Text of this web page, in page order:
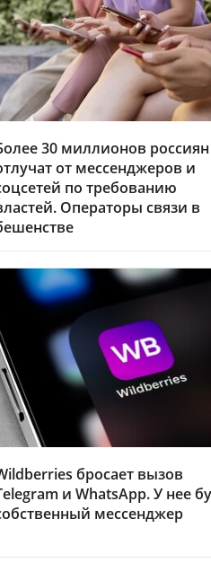
30 миллионов россиян
от мессенджеров и
по требованию
Операторы связи в
бросает вызов
и WhatsApp. У нее
мессенджер